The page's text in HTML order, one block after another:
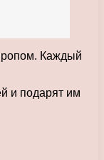
Каждый
и подарят им